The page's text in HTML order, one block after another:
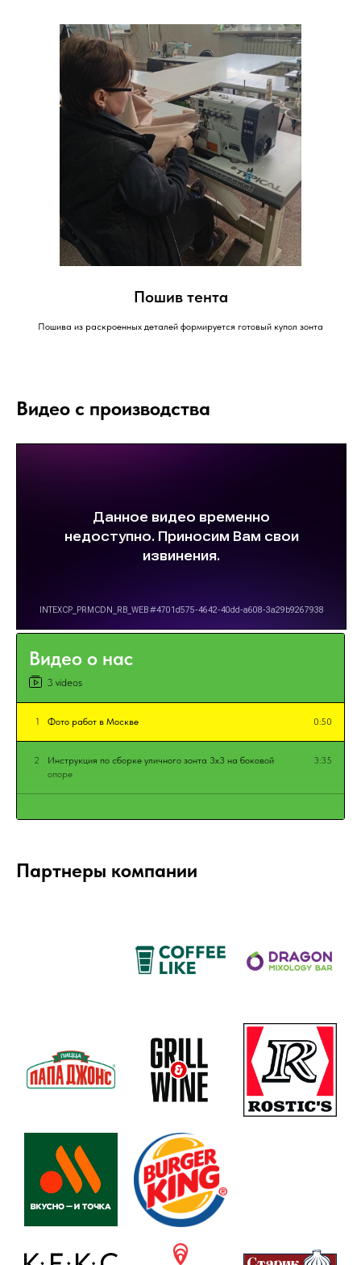
Пошив тента
Пошива из раскроенных деталей формируется готовый купол зонта
Видео с производства
Видео о нас
3 videos
1 Фото работ в Москве 0:50
2
Инструкция по сборке уличного зонта 3х3 на боковой
опоре
3:35
Партнеры компании